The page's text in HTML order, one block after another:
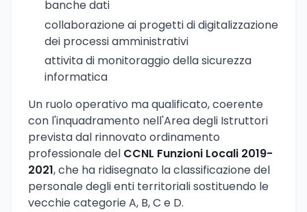
banche dati
collaborazione ai progetti di digitalizzazione
dei processi amministrativi
attivita di monitoraggio della sicurezza
informatica
Un ruolo operativo ma qualificato, coerente
con l'inquadramento nell'Area degli Istruttori
prevista dal rinnovato ordinamento
professionale del CCNL Funzioni Locali 2019-
2021, che ha ridisegnato la classificazione del
personale degli enti territoriali sostituendo le
vecchie categorie A, B, C e D.